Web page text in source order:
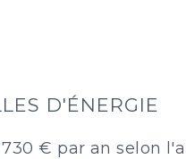
D'ÉNERGIE
€ par an selon